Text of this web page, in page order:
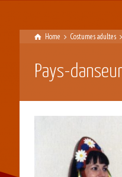
Home Costumes adultes
Pays-